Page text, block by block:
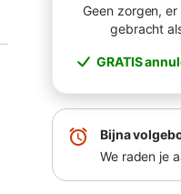
Geen zorgen,
gebracht
GRATIS
Bijna
We raden je